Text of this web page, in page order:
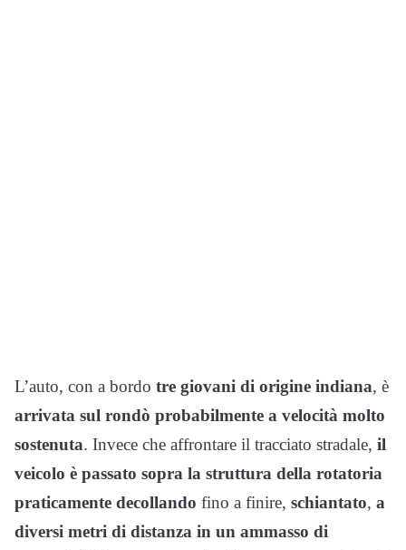
L’auto, con a bordo tre giovani di origine indiana, è
arrivata sul rondò probabilmente a velocità molto
sostenuta. Invece che affrontare il tracciato stradale, il
veicolo è passato sopra la struttura della rotatoria
praticamente decollando fino a finire, schiantato, a
diversi metri di distanza in un ammasso di